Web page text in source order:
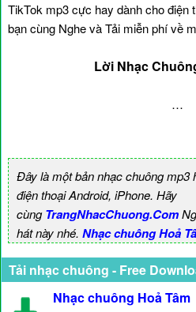
TikTok mp3 cực hay dành cho điện
bạn cùng Nghe và Tải miễn phí về
Lời Nhạc
…
Đây là một bản nhạc chuông mp3
điện thoại Android, iPhone. Hãy
cùngTrangNhacChuong.Com
hát này nhé. Nhạc chuông Hoả
Tải nhạc chuông - Free
Nhạc chuông Hoả Tâm